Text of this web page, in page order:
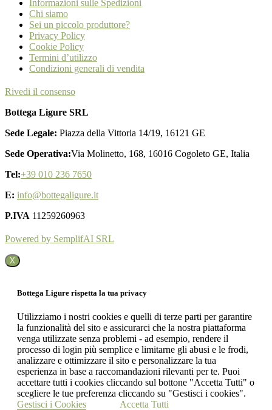
Informazioni sulle Spedizioni
Chi siamo
Sei un piccolo produttore?
Privacy Policy
Cookie Policy
Termini d’utilizzo
Condizioni generali di vendita
Rivedi il consenso
Bottega Ligure SRL
Sede Legale: Piazza della Vittoria 14/19, 16121 GE
Sede Operativa:Via Molinetto, 168, 16016 Cogoleto GE, Italia
Tel:+39 010 236 7650
E: info@bottegaligure.it
P.IVA 11259260963
Powered by SemplifAI SRL
X
Bottega Ligure rispetta la tua privacy
Utilizziamo i nostri cookies e quelli di terze parti per garantire
la funzionalità del sito e assicurarci che la nostra piattaforma
venga utilizzate senza problemi - ad esempio, rendere il
processo di login più semplice e limitarne gli abusi e le frodi,
analizzare e ottimizzare il sito e personalizzare la tua
esperienza in base a raccomandazioni rilevanti per te. Puoi
accettare tutti i cookies cliccando sul bottone "Accetta Tutti" o
scegliere le tue preferenza cliccando su "Gestisci i cookies".
Gestisci i Cookies
Accetta Tutti